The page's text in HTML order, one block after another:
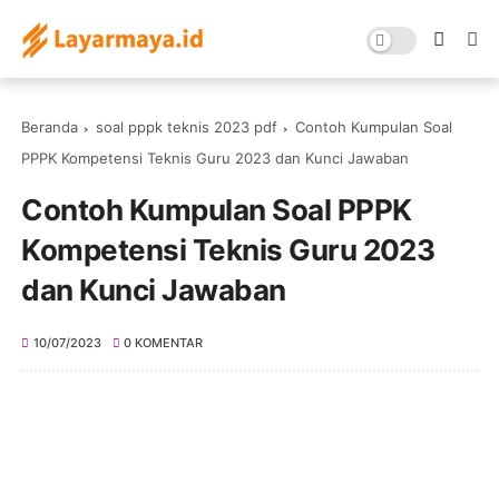
Beranda soal pppk teknis 2023 pdf
Contoh Kumpulan Soal
PPPK Kompetensi Teknis Guru 2023 dan Kunci Jawaban
Contoh Kumpulan Soal PPPK
Kompetensi Teknis Guru 2023
dan Kunci Jawaban
10/07/2023 0 KOMENTAR